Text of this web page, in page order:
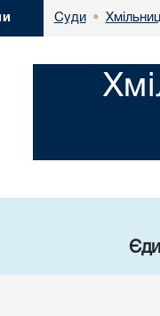
Суди •